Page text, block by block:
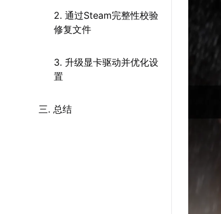
2. 通过Steam完整性校验
修复文件
3. 升级显卡驱动并优化设
置
三. 总结